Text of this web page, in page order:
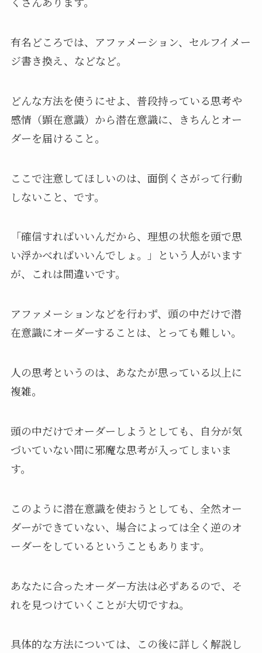
有名どころでは、アファメーション、セルフイメー
ジ書き換え、などなど。
どんな方法を使うにせよ、普段持っている思考や
感情（顕在意識）から潜在意識に、きちんとオー
ダーを届けること。
ここで注意してほしいのは、面倒くさがって行動
しないこと、です。
「確信すればいいんだから、理想の状態を頭で思
い浮かべればいいんでしょ。」という人がいます
が、これは間違いです。
アファメーションなどを行わず、頭の中だけで潜
在意識にオーダーすることは、とっても難しい。
人の思考というのは、あなたが思っている以上に
複雑。
頭の中だけでオーダーしようとしても、自分が気
づいていない間に邪魔な思考が入ってしまいま
す。
このように潜在意識を使おうとしても、全然オー
ダーができていない、場合によっては全く逆のオ
ーダーをしているということもあります。
あなたに合ったオーダー方法は必ずあるので、そ
れを見つけていくことが大切ですね。
具体的な方法については、この後に詳しく解説し